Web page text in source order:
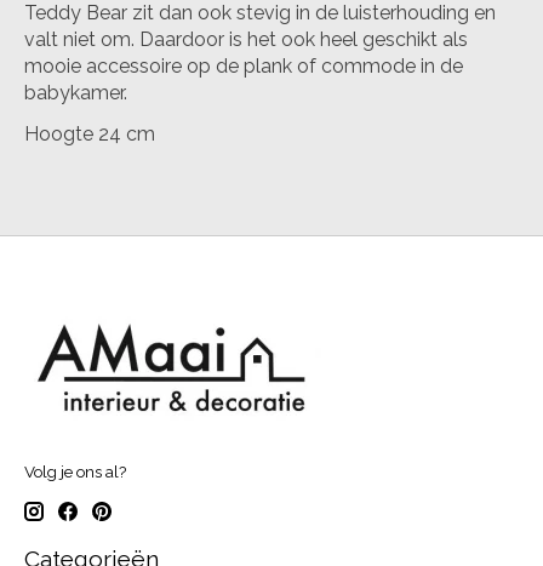
Teddy Bear zit dan ook stevig in de luisterhouding en
valt niet om. Daardoor is het ook heel geschikt als
mooie accessoire op de plank of commode in de
babykamer.
Hoogte 24 cm
Volg je ons al?
Categorieën